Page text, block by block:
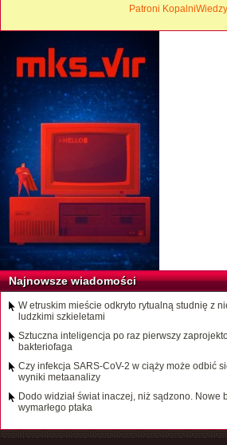
Patroni KopalniWiedzy
Najnowsze wiadomości
W etruskim mieście odkryto rytualną studnię z
ludzkimi szkieletami
Sztuczna inteligencja po raz pierwszy
bakteriofaga
Czy infekcja SARS-CoV-2 w ciąży może odbić
wyniki metaanalizy
Dodo widział świat inaczej, niż sądzono. Nowe
wymarłego ptaka